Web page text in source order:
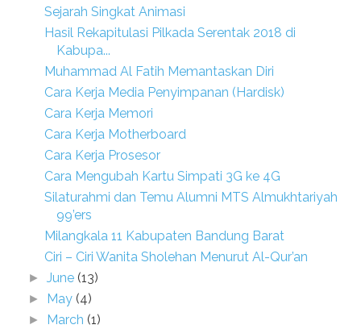
Sejarah Singkat Animasi
Hasil Rekapitulasi Pilkada Serentak 2018 di
Kabupa...
Muhammad Al Fatih Memantaskan Diri
Cara Kerja Media Penyimpanan (Hardisk)
Cara Kerja Memori
Cara Kerja Motherboard
Cara Kerja Prosesor
Cara Mengubah Kartu Simpati 3G ke 4G
Silaturahmi dan Temu Alumni MTS Almukhtariyah
99’ers
Milangkala 11 Kabupaten Bandung Barat
Ciri – Ciri Wanita Sholehan Menurut Al-Qur’an
►June (13)
► May (4)
► March (1)